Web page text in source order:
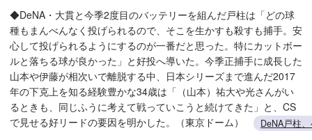
◆DeNA・大貫と今季2度目のバッテリーを組んだ戸柱は「どの球
種もまんべんなく投げられるので、そこを生かすも殺すも捕手。安
心して投げられるようにするのが一番だと思った。特にカットボー
ルと落ちる球が良かった」と好投へ導いた。今季正捕手に成長した
山本や伊藤が相次いで離脱する中、日本シリーズまで進んだ2017
年の下克上を知る経験豊かな34歳は「（山本）祐大や光さんがい
るときも、同じふうに考えて戦っていこうと続けてきた」と、CS
で見せる好リードの要因を明かした。（東京ドーム）
DeNA戸柱